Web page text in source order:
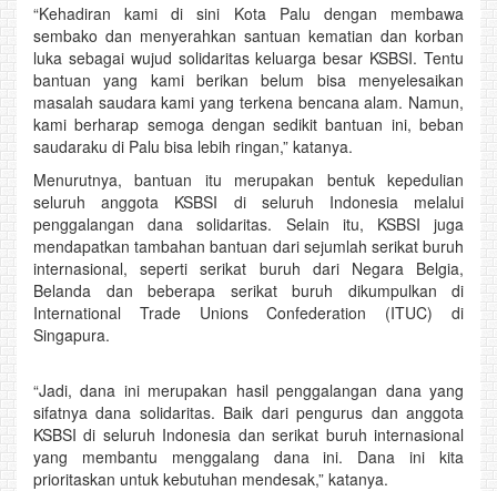
“Kehadiran kami di sini Kota Palu dengan membawa
sembako dan menyerahkan santuan kematian dan korban
luka sebagai wujud solidaritas keluarga besar KSBSI. Tentu
bantuan yang kami berikan belum bisa menyelesaikan
masalah saudara kami yang terkena bencana alam. Namun,
kami berharap semoga dengan sedikit bantuan ini, beban
saudaraku di Palu bisa lebih ringan,” katanya.
Menurutnya, bantuan itu merupakan bentuk kepedulian
seluruh anggota KSBSI di seluruh Indonesia melalui
penggalangan dana solidaritas. Selain itu, KSBSI juga
mendapatkan tambahan bantuan dari sejumlah serikat buruh
internasional, seperti serikat buruh dari Negara Belgia,
Belanda dan beberapa serikat buruh dikumpulkan di
International Trade Unions Confederation (ITUC) di
Singapura.
“Jadi, dana ini merupakan hasil penggalangan dana yang
sifatnya dana solidaritas. Baik dari pengurus dan anggota
KSBSI di seluruh Indonesia dan serikat buruh internasional
yang membantu menggalang dana ini. Dana ini kita
prioritaskan untuk kebutuhan mendesak,” katanya.